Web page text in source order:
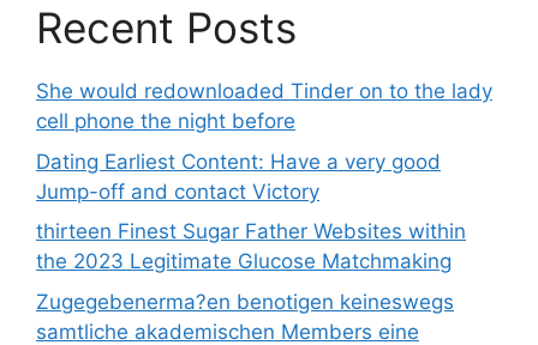
Recent Posts
She would redownloaded Tinder on to the lady
cell phone the night before
Dating Earliest Content: Have a very good
Jump-off and contact Victory
thirteen Finest Sugar Father Websites within
the 2023 Legitimate Glucose Matchmaking
Zugegebenerma?en benotigen keineswegs
samtliche akademischen Members eine